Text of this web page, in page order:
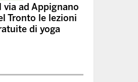
via ad Appignano
Tronto le lezioni
di yoga